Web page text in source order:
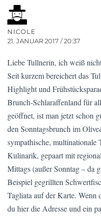
NICOLE
21. JANUAR 2017 / 20:37
Liebe Tullnerin, ich weiß
Seit kurzem bereichert das
Highlight und
Brunch-Schlaraffenland für
geöffnet, ist man jetzt schon
den Sonntagsbrunch im
sympathische, multinationale
Kulinarik, gepaart mit
Mittags (außer Sonntag – da
Beispiel gegrillten
Tagliata auf der Karte. Wenn
du hier die Adresse und ein